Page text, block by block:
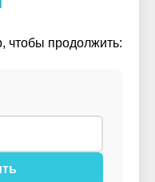
чтобы продолжить: